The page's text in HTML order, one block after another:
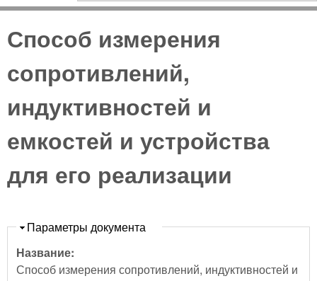
Способ измерения
сопротивлений,
индуктивностей и
емкостей и устройства
для его реализации
Скрыть
Параметры документа
Название:
Способ измерения сопротивлений, индуктивностей и